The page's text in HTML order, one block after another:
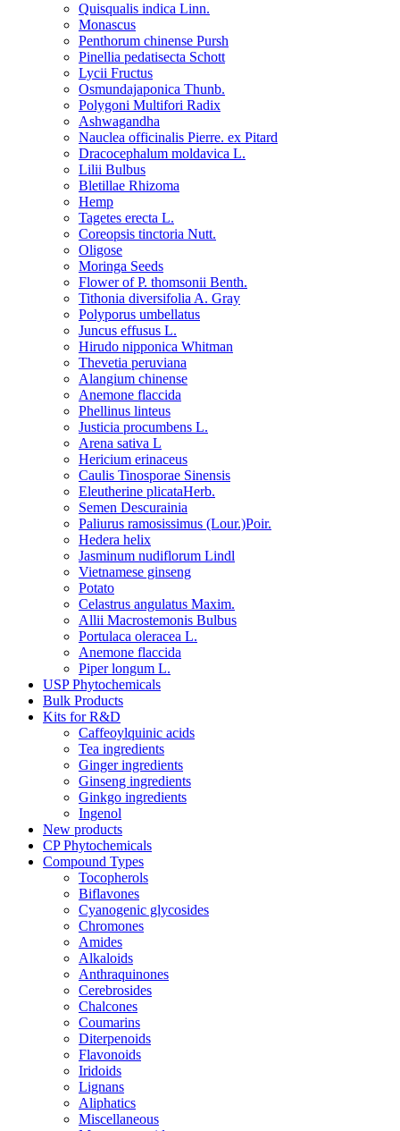
Quisqualis indica Linn.
Monascus
Penthorum chinense Pursh
Pinellia pedatisecta Schott
Lycii Fructus
Osmundajaponica Thunb.
Polygoni Multifori Radix
Ashwagandha
Nauclea officinalis Pierre. ex Pitard
Dracocephalum moldavica L.
Lilii Bulbus
Bletillae Rhizoma
Hemp
Tagetes erecta L.
Coreopsis tinctoria Nutt.
Oligose
Moringa Seeds
Flower of P. thomsonii Benth.
Tithonia diversifolia A. Gray
Polyporus umbellatus
Juncus effusus L.
Hirudo nipponica Whitman
Thevetia peruviana
Alangium chinense
Anemone flaccida
Phellinus linteus
Justicia procumbens L.
Arena sativa L
Hericium erinaceus
Caulis Tinosporae Sinensis
Eleutherine plicataHerb.
Semen Descurainia
Paliurus ramosissimus (Lour.)Poir.
Hedera helix
Jasminum nudiflorum Lindl
Vietnamese ginseng
Potato
Celastrus angulatus Maxim.
Allii Macrostemonis Bulbus
Portulaca oleracea L.
Anemone flaccida
Piper longum L.
USP Phytochemicals
Bulk Products
Kits for R&D
Caffeoylquinic acids
Tea ingredients
Ginger ingredients
Ginseng ingredients
Ginkgo ingredients
Ingenol
New products
CP Phytochemicals
Compound Types
Tocopherols
Biflavones
Cyanogenic glycosides
Chromones
Amides
Alkaloids
Anthraquinones
Cerebrosides
Chalcones
Coumarins
Diterpenoids
Flavonoids
Iridoids
Lignans
Aliphatics
Miscellaneous